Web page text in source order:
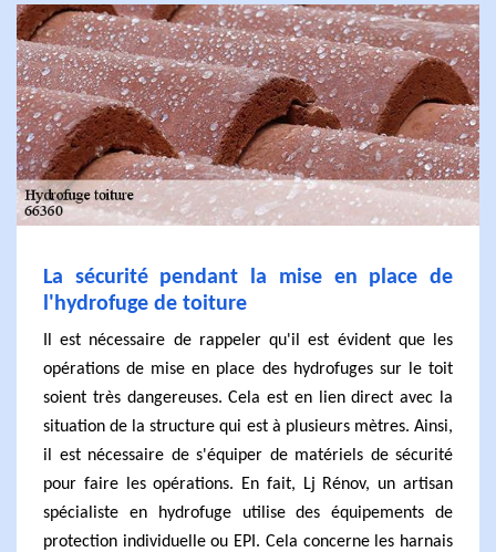
La sécurité pendant la mise en place de
l'hydrofuge de toiture
Il est nécessaire de rappeler qu'il est évident que les
opérations de mise en place des hydrofuges sur le toit
soient très dangereuses. Cela est en lien direct avec la
situation de la structure qui est à plusieurs mètres. Ainsi,
il est nécessaire de s'équiper de matériels de sécurité
pour faire les opérations. En fait, Lj Rénov, un artisan
spécialiste en hydrofuge utilise des équipements de
protection individuelle ou EPI. Cela concerne les harnais